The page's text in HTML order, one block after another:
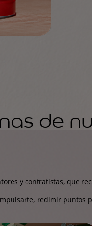
de
y contratistas, que
redimir